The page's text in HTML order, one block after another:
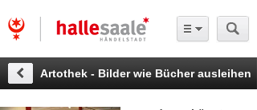
Artothek - Bilder wie Bücher ausleihen